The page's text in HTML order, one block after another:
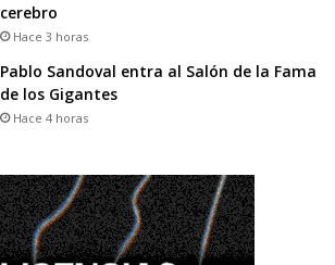
cerebro
Hace 3 horas
Pablo Sandoval entra al Salón de la Fama
de los Gigantes
Hace 4 horas